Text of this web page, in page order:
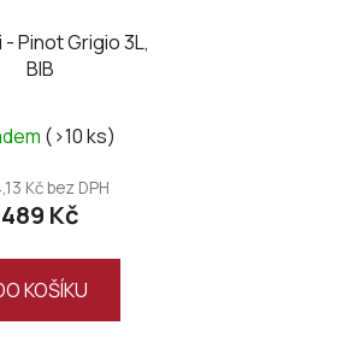
Pinot Grigio 3L,
BIB
(>10 ks)
Kč bez DPH
489 Kč
KOŠÍKU